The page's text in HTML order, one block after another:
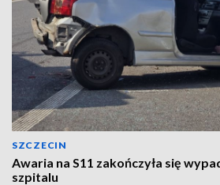
SZCZECIN
Awaria na S11 zakończyła się
szpitalu